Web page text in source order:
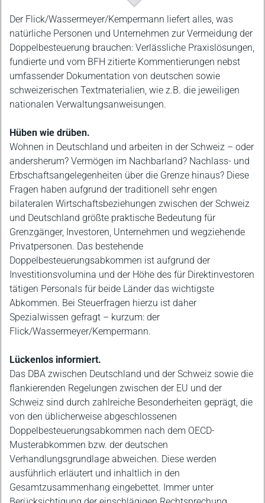
Beschreibung
Der Flick/Wassermeyer/Kempermann liefert alles, was
natürliche Personen und Unternehmen zur Vermeidung der
Doppelbesteuerung brauchen: Verlässliche Praxislösungen,
fundierte und vom BFH zitierte Kommentierungen nebst
umfassender Dokumentation von deutschen sowie
schweizerischen Textmaterialien, wie z.B. die jeweiligen
nationalen Verwaltungsanweisungen.
Hüben wie drüben.
Wohnen in Deutschland und arbeiten in der Schweiz – oder
andersherum? Vermögen im Nachbarland? Nachlass- und
Erbschaftsangelegenheiten über die Grenze hinaus? Diese
Fragen haben aufgrund der traditionell sehr engen
bilateralen Wirtschaftsbeziehungen zwischen der Schweiz
und Deutschland größte praktische Bedeutung für
Grenzgänger, Investoren, Unternehmen und wegziehende
Privatpersonen. Das bestehende
Doppelbesteuerungsabkommen ist aufgrund der
Investitionsvolumina und der Höhe des für Direktinvestoren
tätigen Personals für beide Länder das wichtigste
Abkommen. Bei Steuerfragen hierzu ist daher
Spezialwissen gefragt – kurzum: der
Flick/Wassermeyer/Kempermann.
Lückenlos informiert.
Das DBA zwischen Deutschland und der Schweiz sowie die
flankierenden Regelungen zwischen der EU und der
Schweiz sind durch zahlreiche Besonderheiten geprägt, die
von den üblicherweise abgeschlossenen
Doppelbesteuerungsabkommen nach dem OECD-
Musterabkommen bzw. der deutschen
Verhandlungsgrundlage abweichen. Diese werden
ausführlich erläutert und inhaltlich in den
Gesamtzusammenhang eingebettet. Immer unter